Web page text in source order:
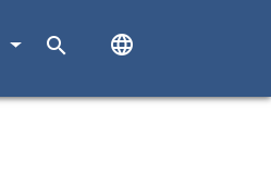
search language